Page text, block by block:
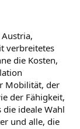
Austria,
verbreitetes
die Kosten,
Mobilität, der
der Fähigkeit,
ideale Wahl
und alle, die